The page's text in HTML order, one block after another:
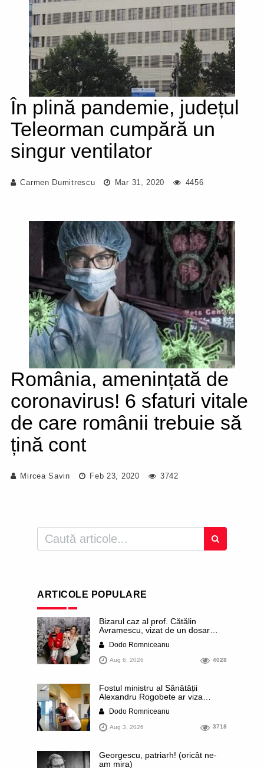
În plină pandemie, județul
Teleorman cumpără un
singur ventilator
Carmen Dumitrescu Mar 31, 2020 4456
România, amenințată de
coronavirus! 6 sfaturi vitale
de care românii trebuie să
țină cont
Mircea Savin Feb 23, 2020 3742
ARTICOLE POPULARE
Bizarul caz al prof. Cătălin
Avramescu, vizat de un dosar
infantilă”. Miroase a execuție
stalinistă. Cea mai imundă parte a
presei publică inclusiv documente
dezvăluite date ultra-personale
ale profesorului, inclusiv
diagnostice și tratamente
Dodo Romniceanu
Aug 6, 2026 4028
Fostul ministru al Sănătății
Alexandru Rogobete ar viza
funcția lui Dominic Fritz de primar
al orașului Timișoara. Pesedistul
publică imagini demne de Coreea
de Nord cu femei din Timișoara
Dodo Romniceanu
Aug 3, 2026 3718
Georgescu, patriarh! (oricât ne-
am mira)